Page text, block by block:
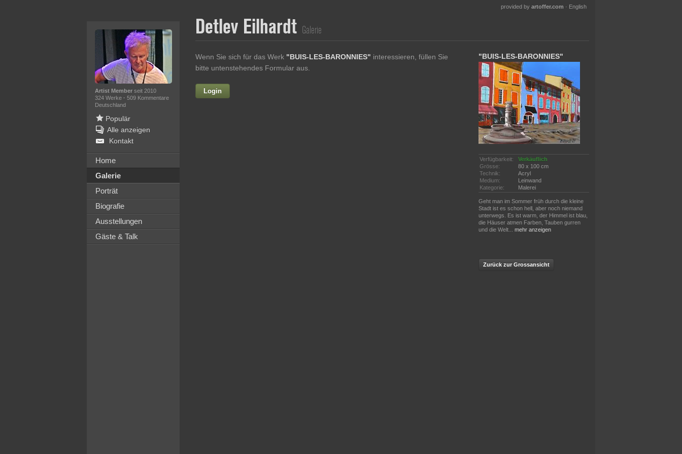
Artist Memberseit 2010
324 Werke · 509 Kommentare
Deutschland
Populär
Alle anzeigen
Kontakt
Home
Galerie
Porträt
Biografie
Ausstellungen
Gäste & Talk
provided by artoffer.com · English
Detlev Eilhardt Galerie
Wenn Sie sich für das Werk "BUIS-LES-BARONNIES" interessieren, füllen Sie
bitte untenstehendes Formular aus.
Login
"BUIS-LES-BARONNIES"
Verfügbarkeit:
Verkäuflich
Grösse:
80 x 100 cm
Technik:
Acryl
Medium:
Leinwand
Kategorie:
Malerei
Geht man im Sommer früh durch die kleine
Stadt ist es schon hell, aber noch niemand
unterwegs. Es ist warm, der Himmel ist blau,
die Häuser atmen Farben, Tauben gurren
und die Welt... mehr anzeigen
Zurück zur Grossansicht